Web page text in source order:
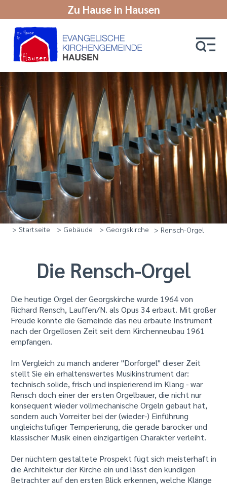
Zu Hause in Hausen
> Startseite > Gebäude > Georgskirche > Rensch-Orgel
Die Rensch-Orgel
Die heutige Orgel der Georgskirche wurde 1964 von
Richard Rensch, Lauffen/N. als Opus 34 erbaut. Mit großer
Freude konnte die Gemeinde das neu erbaute Instrument
nach der Orgellosen Zeit seit dem Kirchenneubau 1961
empfangen.
Im Vergleich zu manch anderer "Dorforgel" dieser Zeit
stellt Sie ein erhaltenswertes Musikinstrument dar:
technisch solide, frisch und inspierierend im Klang - war
Rensch doch einer der ersten Orgelbauer, die nicht nur
konsequent wieder vollmechanische Orgeln gebaut hat,
sondern auch Vorreiter bei der (wieder-) Einführung
ungleichstufiger Temperierung, die gerade barocker und
klassischer Musik einen einzigartigen Charakter verleiht.
Der nüchtern gestaltete Prospekt fügt sich meisterhaft in
die Architektur der Kirche ein und lässt den kundigen
Betrachter auf den ersten Blick erkennen, welche Klänge